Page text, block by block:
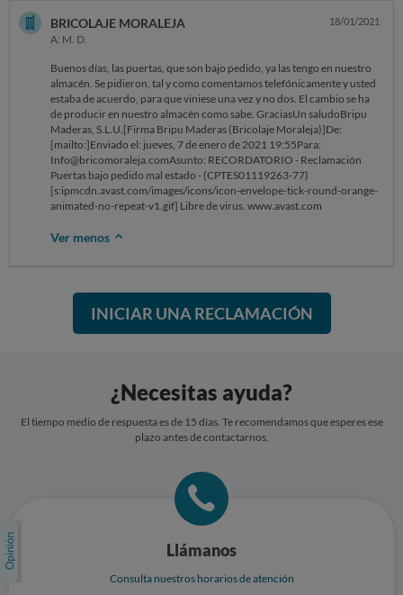
BRICOLAJE MORALEJA
A: M. D.
18/01/2021
Buenos días, las puertas, que son bajo pedido, ya las tengo en nuestro
almacén. Se pidieron, tal y como comentamos telefónicamente y usted
estaba de acuerdo, para que viniese una vez y no dos. El cambio se ha
de producir en nuestro almacén como sabe. GraciasUn saludoBripu
Maderas, S.L.U.[Firma Bripu Maderas (Bricolaje Moraleja)]De:
[mailto:]Enviado el: jueves, 7 de enero de 2021 19:55Para:
Info@bricomoraleja.comAsunto: RECORDATORIO - Reclamación
Puertas bajo pedido mal estado - (CPTES01119263-77)
[s:ipmcdn.avast.com/images/icons/icon-envelope-tick-round-orange-
animated-no-repeat-v1.gif] Libre de virus. www.avast.com
Ver menos
INICIAR UNA RECLAMACIÓN
¿Necesitas ayuda?
El tiempo medio de respuesta es de 15 días. Te recomendamos que esperes ese
plazo antes de contactarnos.
Llámanos
Consulta nuestros horarios de atención